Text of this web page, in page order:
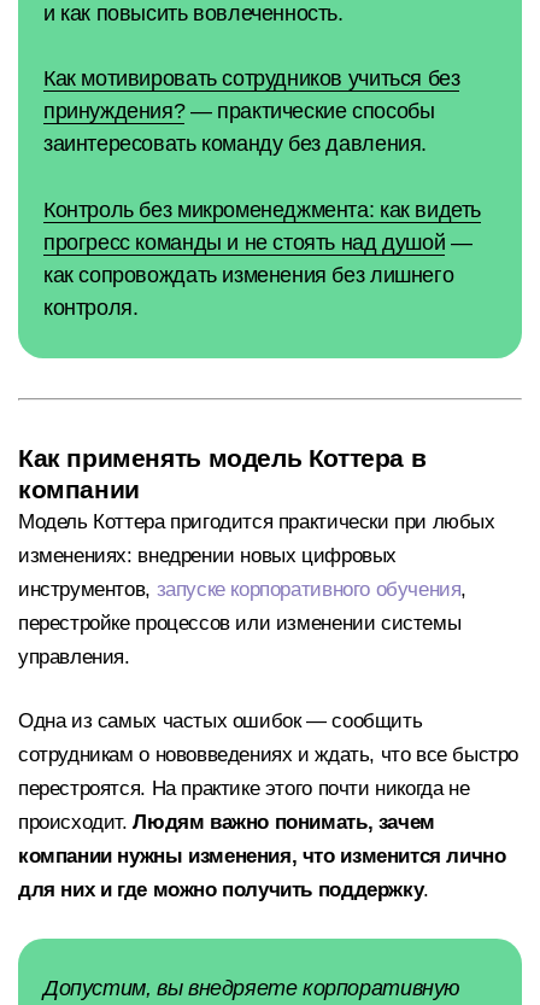
и как повысить вовлеченность.
Как мотивировать сотрудников учиться без
принуждения?— практические способы
заинтересовать команду без давления.
Контроль без микроменеджмента: как видеть
прогресс команды и не стоять над душой —
как сопровождать изменения без лишнего
контроля.
Как применять модель Коттера в
компании
Модель Коттера пригодится практически при любых
изменениях: внедрении новых цифровых
инструментов, запуске корпоративного обучения,
перестройке процессов или изменении системы
управления.
Одна из самых частых ошибок — сообщить
сотрудникам о нововведениях и ждать, что все быстро
перестроятся. На практике этого почти никогда не
происходит.Людям важно понимать, зачем
компании нужны изменения, что изменится лично
для них и где можно получить поддержку.
Допустим, вы внедряете корпоративную